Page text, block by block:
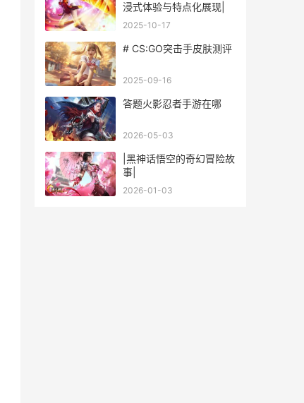
浸式体验与特点化展现|
2025-10-17
# CS:GO突击手皮肤测评
2025-09-16
答题火影忍者手游在哪
2026-05-03
|黑神话悟空的奇幻冒险故
事|
2026-01-03